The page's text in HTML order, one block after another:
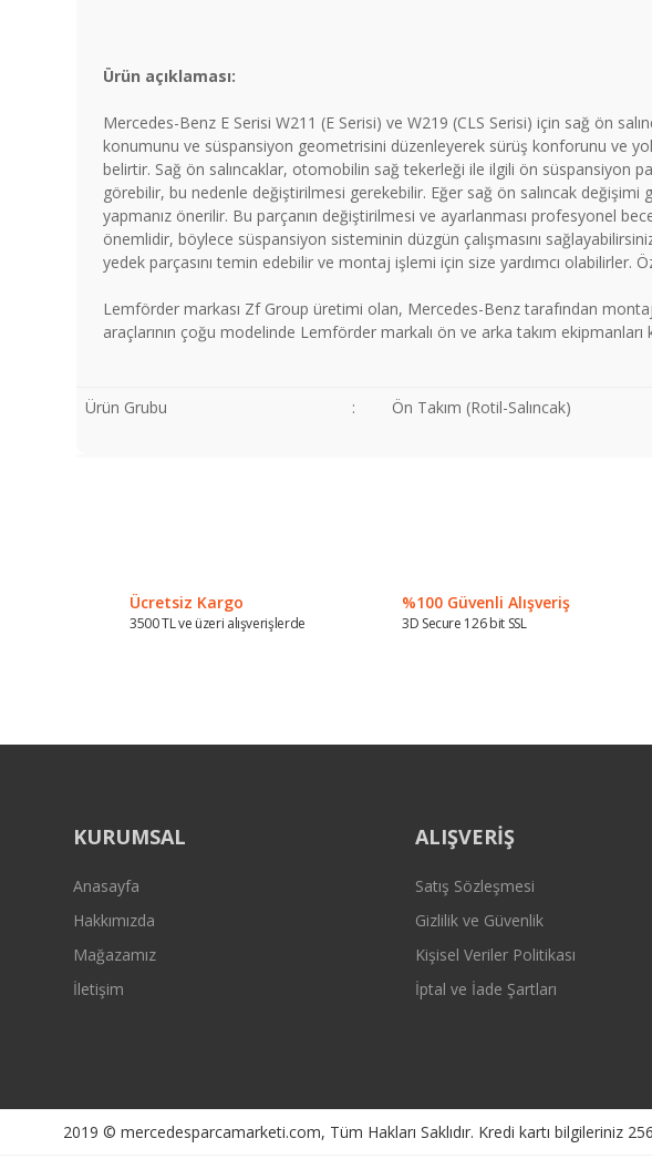
Ürün açıklaması:
Mercedes-Benz E Serisi W211 (E Serisi) ve W219 (CLS Serisi) için sağ ön
konumunu ve süspansiyon geometrisini düzenleyerek sürüş konforunu ve
belirtir. Sağ ön salıncaklar, otomobilin sağ tekerleği ile ilgili ön süspansiyon
görebilir, bu nedenle değiştirilmesi gerekebilir. Eğer sağ ön salıncak
yapmanız önerilir. Bu parçanın değiştirilmesi ve ayarlanması profesyonel
önemlidir, böylece süspansiyon sisteminin düzgün çalışmasını
yedek parçasını temin edebilir ve montaj işlemi için size yardımcı
Lemförder markası Zf Group üretimi olan, Mercedes-Benz tarafından
araçlarının çoğu modelinde Lemförder markalı ön ve arka takım ekipmanları
Ürün Grubu : Ön Takım (Rotil-Salıncak)
Ürün açıklamasında eksik bilgiler bulunuyor.
Ürün bilgilerinde hatalar bulunuyor.
Ücretsiz Kargo
3500 TL ve üzeri alışverişlerde
%100 Güvenli Alışveriş
3D Secure 126 bit SSL
KURUMSAL
Anasayfa
Hakkımızda
Mağazamız
İletişim
ALIŞVERİŞ
Satış Sözleşmesi
Gizlilik ve Güvenlik
Kişisel Veriler Politikası
İptal ve İade Şartları
2019 © mercedesparcamarketi.com, Tüm Hakları Saklıdır. Kredi kartı bilgileriniz